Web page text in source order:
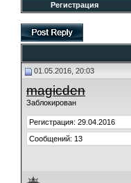
Регистрация
01.05.2016, 20:03
magicden
Заблокирован
Регистрация: 29.04.2016
Сообщений: 13